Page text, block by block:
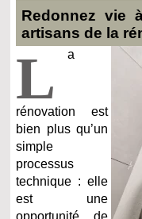
Redonnez vie
artisans de la
L a
rénovation est
bien plus qu’un
simple
processus
technique : elle
est une